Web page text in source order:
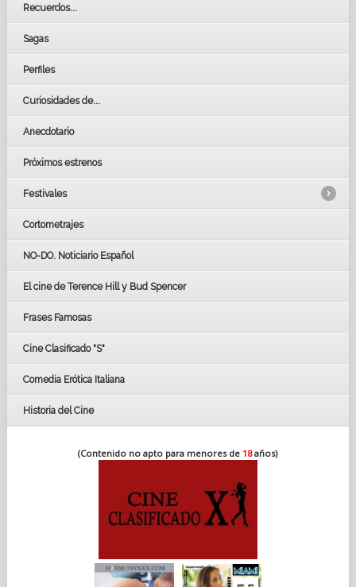
Recuerdos...
Sagas
Perfiles
Curiosidades de...
Anecdotario
Próximos estrenos
Festivales
LOS OSCARS
GOYAS
BAFTA
Cortometrajes
NO-DO. Noticiario Español
El cine de Terence Hill y Bud Spencer
Frases Famosas
Cine Clasificado "S"
Comedia Erótica Italiana
Historia del Cine
(Contenido no apto para menores de 18años)